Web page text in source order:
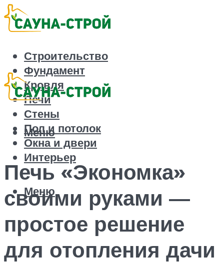
Строительство
Фундамент
Кровля
Печи
Стены
Пол и потолок
Окна и двери
Интерьер
Меню
Меню
Печь «Экономка»
своими руками —
простое решение
для отопления дачи